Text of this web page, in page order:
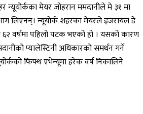
न्यूयोर्कका मेयर जोहरान ममदानीले मे ३१ मा
लिएनन्। न्यूयोर्क शहरका मेयरले इजरायल डे
वर्षमा पहिलो पटक भएको हो । यसको कारण
प्यालेस्टिनी अधिकारको समर्थन गर्ने
फिफ्थ एभेन्यूमा हरेक वर्ष निकालिने